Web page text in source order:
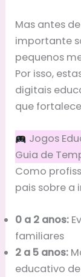
Mas antes
importante
pequenos
Por isso,
digitais
que
Jogos
Guia de
Como
pais sobre
0 a 2 anos:
familiares
2 a 5 anos:
educativo